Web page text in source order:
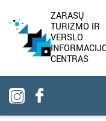
ZARASŲ
TURIZMO IR
VERSLO
CENTRAS